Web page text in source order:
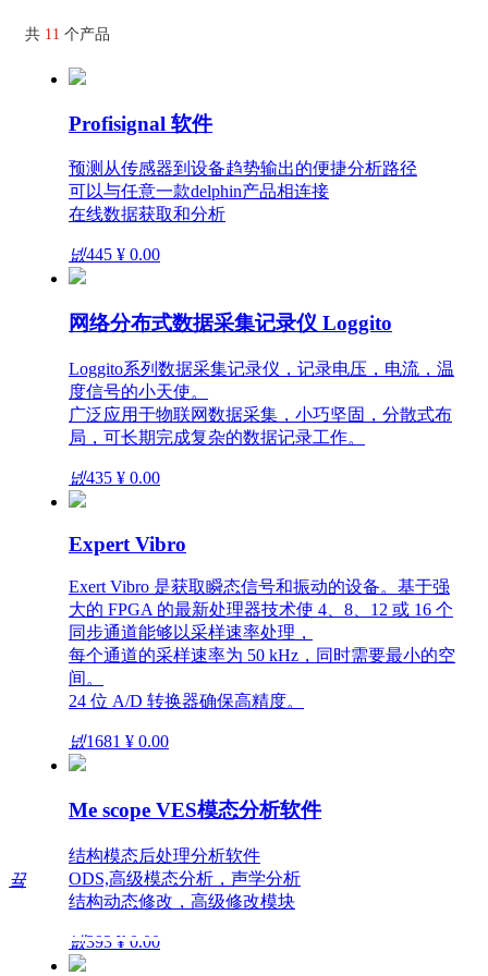
共 11 个产品
Profisignal 软件
预测从传感器到设备趋势输出的便捷分析路径
可以与任意一款delphin产品相连接
在线数据获取和分析
넶445 ¥ 0.00
网络分布式数据采集记录仪 Loggito
Loggito系列数据采集记录仪，记录电压，电流，温
度信号的小天使。
广泛应用于物联网数据采集，小巧坚固，分散式布
局，可长期完成复杂的数据记录工作。
넶435 ¥ 0.00
Expert Vibro
Exert Vibro 是获取瞬态信号和振动的设备。基于强
大的 FPGA 的最新处理器技术使 4、8、12 或 16 个
同步通道能够以采样速率处理，
每个通道的采样速率为 50 kHz，同时需要最小的空
间。
24 位 A/D 转换器确保高精度。
넶1681 ¥ 0.00
Me scope VES模态分析软件
结构模态后处理分析软件
ODS,高级模态分析，声学分析
结构动态修改，高级修改模块
넶393 ¥ 0.00
끀